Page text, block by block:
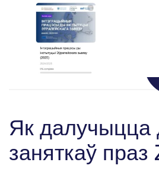
Як далучыцца
заняткаў праз